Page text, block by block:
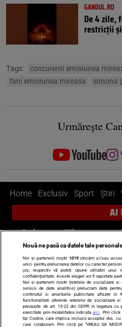
GANDUL.RO
De 4 zile,
restricții
Tags: concurenti emisiunea
fani emisiunea mireasa
simona
Urmărește
Home Exclusiv Sport Știri
AI
Scrie-ne pe Whatsapp,
Știri interne
Ultimele stiri
Diete Insula
Nouă ne pasă ca datele tale
Noi și partenerii noștri 1019stocăm și/sau
unici pentru prelucrarea datelor cu caracter
jos, respectiv vă puteți opune utilizării
confidențialitate. Aceste alegeri vor fi raportate
Noi si partenerii nostri (retelele de socializare si
servicii de date analitice) prelucram date
continutul si anunturile publicitare afisate in
functionalitati aferente retelelor de socializare
prevazute de art. 15-22 din GDPR in legatura
exercitate prin modalitatea indicataaici . Prin
tip Cookie, care implica inclusiv acceptul dvs.
care colaboram. Prin click pe “VREAU SA